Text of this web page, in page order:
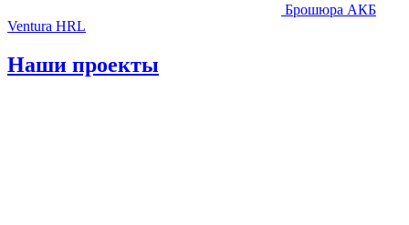
Брошюра АКБ
Ventura HRL
Наши проекты